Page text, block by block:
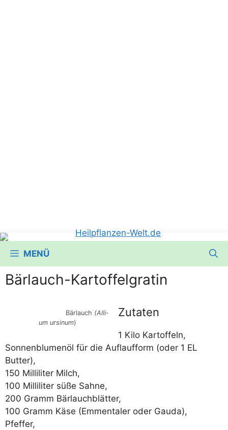
MENÜ
Bärlauch-Kartoffelgratin
Bär­lauch (Alli­
um ursinum)
Zutaten
1 Kilo Kartoffeln,
Son­nen­blu­men­öl für die Auf­lauf­form (oder 1 EL
Butter),
150 Mil­li­li­ter Milch,
100 Mil­li­li­ter süße Sahne,
200 Gramm Bärlauchblätter,
100 Gramm Käse (Emmen­ta­ler oder Gauda),
Pfeffer,